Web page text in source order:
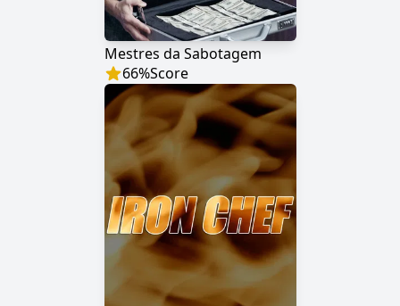
Mestres da Sabotagem
66%Score